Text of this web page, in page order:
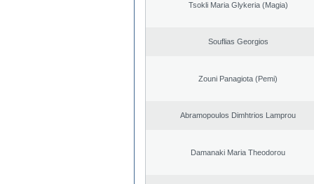
Tsokli Maria Glykeria (Magia)
Souflias Georgios
Zouni Panagiota (Pemi)
Abramopoulos Dimhtrios Lamprou
Damanaki Maria Theodorou